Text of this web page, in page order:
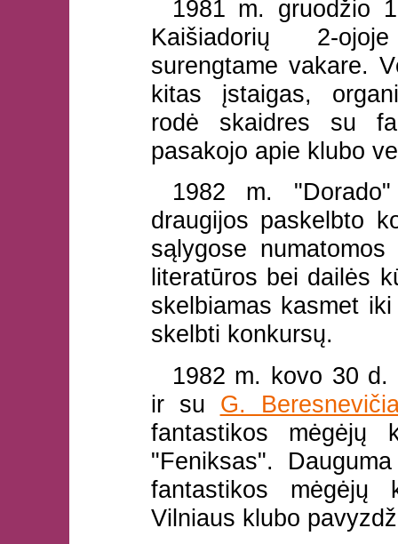
1981 m. gruodžio
Kaišiadorių 2-
surengtame vakare.
kitas įstaigas,
rodė skaidres su
pasakojo apie klubo
1982 m.
draugijos paskelbto
sąlygose
literatūros bei dailės
skelbiamas kasmet
skelbti konkursų.
1982 m. kovo 30 d.
ir su G.
fantastikos mėgėjų
"Feniksas".
fantastikos mėgėjų
Vilniaus klubo